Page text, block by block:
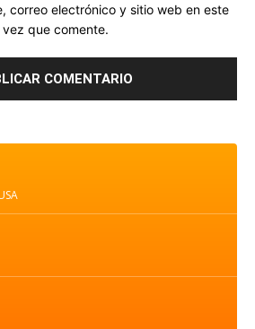
correo electrónico y sitio web en este
que comente.